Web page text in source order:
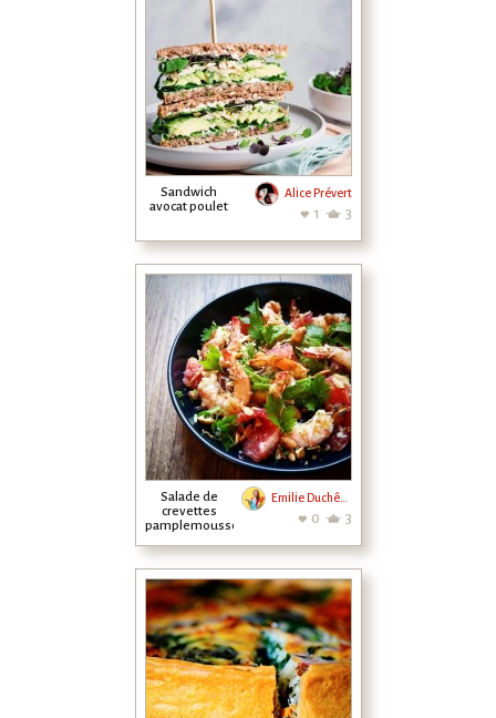
Sandwich
avocat poulet
Alice Prévert
1 3
Salade de
crevettes
pamplemousse
Emilie Duchêne
0 3